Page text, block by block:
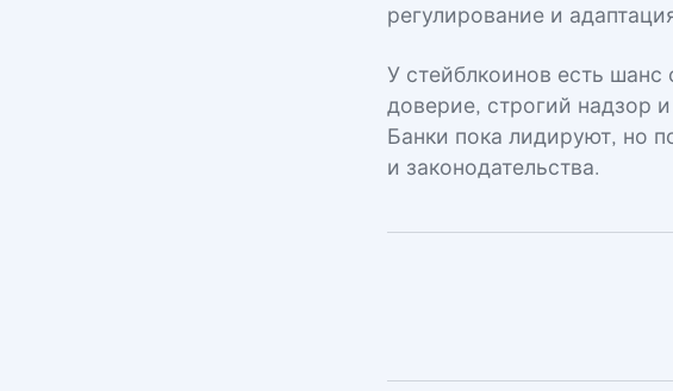
регулирование и
У стейблкоинов есть
доверие, строгий надзор
Банки пока лидируют, но
и законодательства.